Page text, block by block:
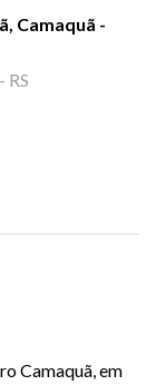
Camaquã -
RS
Camaquã, em